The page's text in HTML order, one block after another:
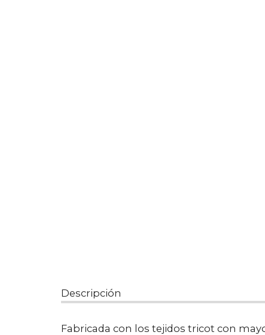
Descripción
Fabricada con los tejidos tricot con